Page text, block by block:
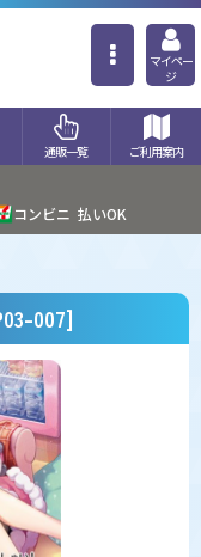
マイペー
ジ
通販一覧 ご利用案内
コンビニ 払いOK
007]